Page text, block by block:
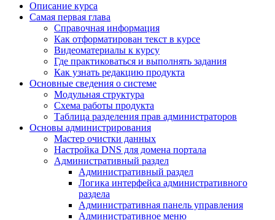
Описание курса
Самая первая глава
Справочная информация
Как отформатирован текст в курсе
Видеоматериалы к курсу
Где практиковаться и выполнять задания
Как узнать редакцию продукта
Основные сведения о системе
Модульная структура
Схема работы продукта
Таблица разделения прав администраторов
Основы администрирования
Мастер очистки данных
Настройка DNS для домена портала
Административный раздел
Административный раздел
Логика интерфейса административного
раздела
Административная панель управления
Административное меню